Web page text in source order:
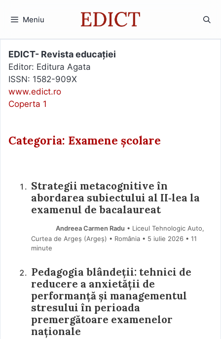
Meniu
EDICT- Revista educației
Editor: Editura Agata
ISSN: 1582-909X
www.edict.ro
Coperta 1
Categoria: Examene școlare
Strategii metacognitive în
abordarea subiectului al II‑lea la
examenul de bacalaureat
Andreea Carmen Radu • Liceul Tehnologic Auto,
Curtea de Argeș (Argeş) • România
5 iulie 2026 • 11
minute
Pedagogia blândeții: tehnici de
reducere a anxietății de
performanță și managementul
stresului în perioada
premergătoare examenelor
naționale